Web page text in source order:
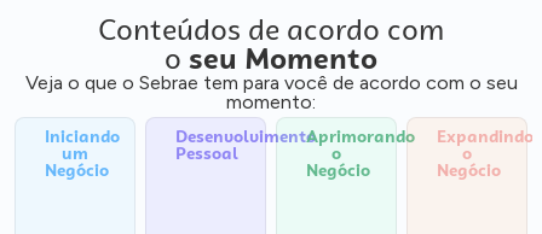
Conteúdos de acordo com
o seu Momento
Veja o que o Sebrae tem para você de acordo com o seu
momento:
Iniciando
um
Negócio
Desenvolvimento
Pessoal
Aprimorando
o
Negócio
Expandindo
o
Negócio